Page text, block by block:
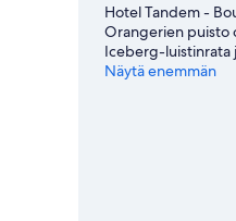
Hotel Tandem -
Orangerien puisto
Iceberg-luistinrata
aikana? Tarkista
Näytä enemmän